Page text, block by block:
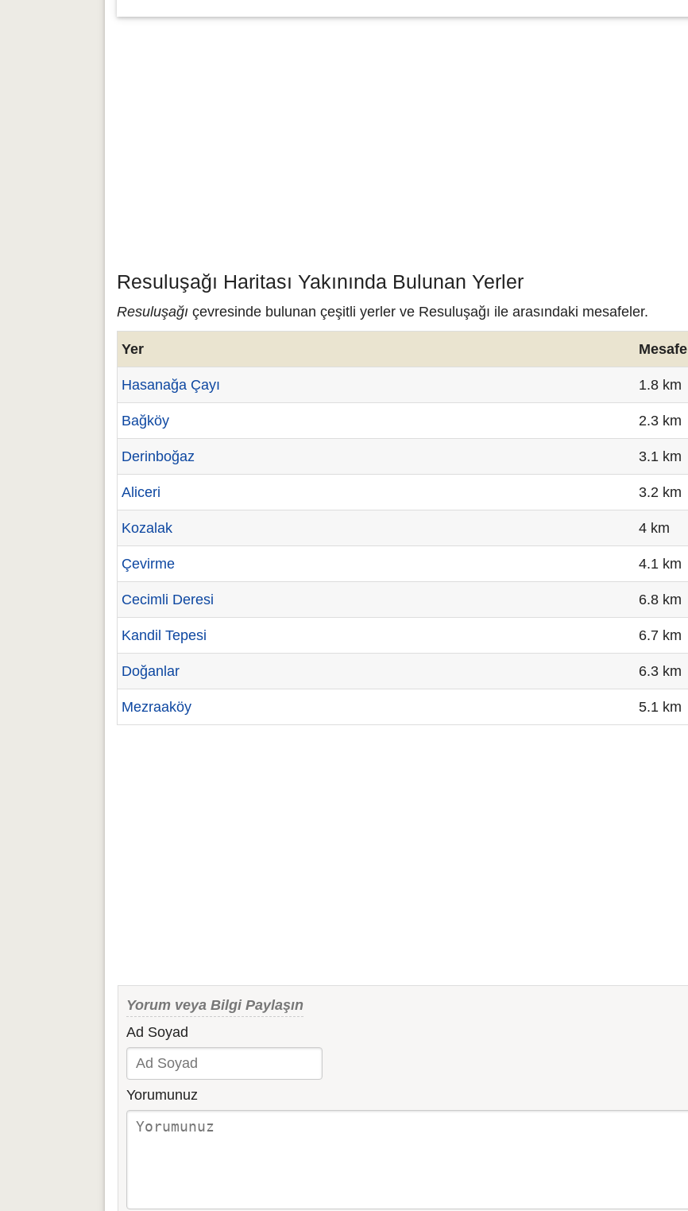
Resuluşağı Haritası Yakınında Bulunan Yerler
Resuluşağı çevresinde bulunan çeşitli yerler ve Resuluşağı ile arasındaki mesafeler.
Yer Mesafe
Hasanağa Çayı 1.8 km
Bağköy 2.3 km
Derinboğaz 3.1 km
Aliceri 3.2 km
Kozalak 4 km
Çevirme 4.1 km
Cecimli Deresi 6.8 km
Kandil Tepesi 6.7 km
Doğanlar 6.3 km
Mezraaköy 5.1 km
Yorum veya Bilgi Paylaşın
Ad Soyad
Yorumunuz